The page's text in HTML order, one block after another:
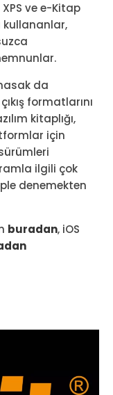
ve e-Kitap
kullananlar,
da
formatlarını
kitaplığı,
için
ilgili çok
denemekten
buradan, iOS